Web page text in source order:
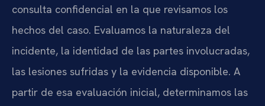
consulta confidencial en la que revisamos los
hechos del caso. Evaluamos la naturaleza del
incidente, la identidad de las partes involucradas,
las lesiones sufridas y la evidencia disponible. A
partir de esa evaluación inicial, determinamos las